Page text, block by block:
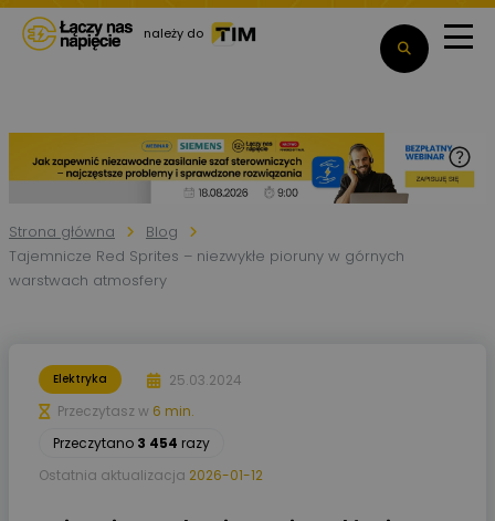
należy do
Strona główna
Blog
Tajemnicze Red Sprites – niezwykłe pioruny w górnych
warstwach atmosfery
Elektryka
25.03.2024
Przeczytasz w 6 min.
Przeczytano 3 454 razy
Ostatnia aktualizacja 2026-01-12